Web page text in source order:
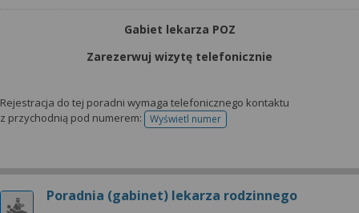
Gabiet lekarza POZ
Zarezerwuj wizytę telefonicznie
Rejestracja do tej poradni wymaga telefonicznego kontaktu
z przychodnią pod numerem:
Wyświetl numertelefonu do rejestracji
Poradnia (gabinet) lekarza rodzinnego